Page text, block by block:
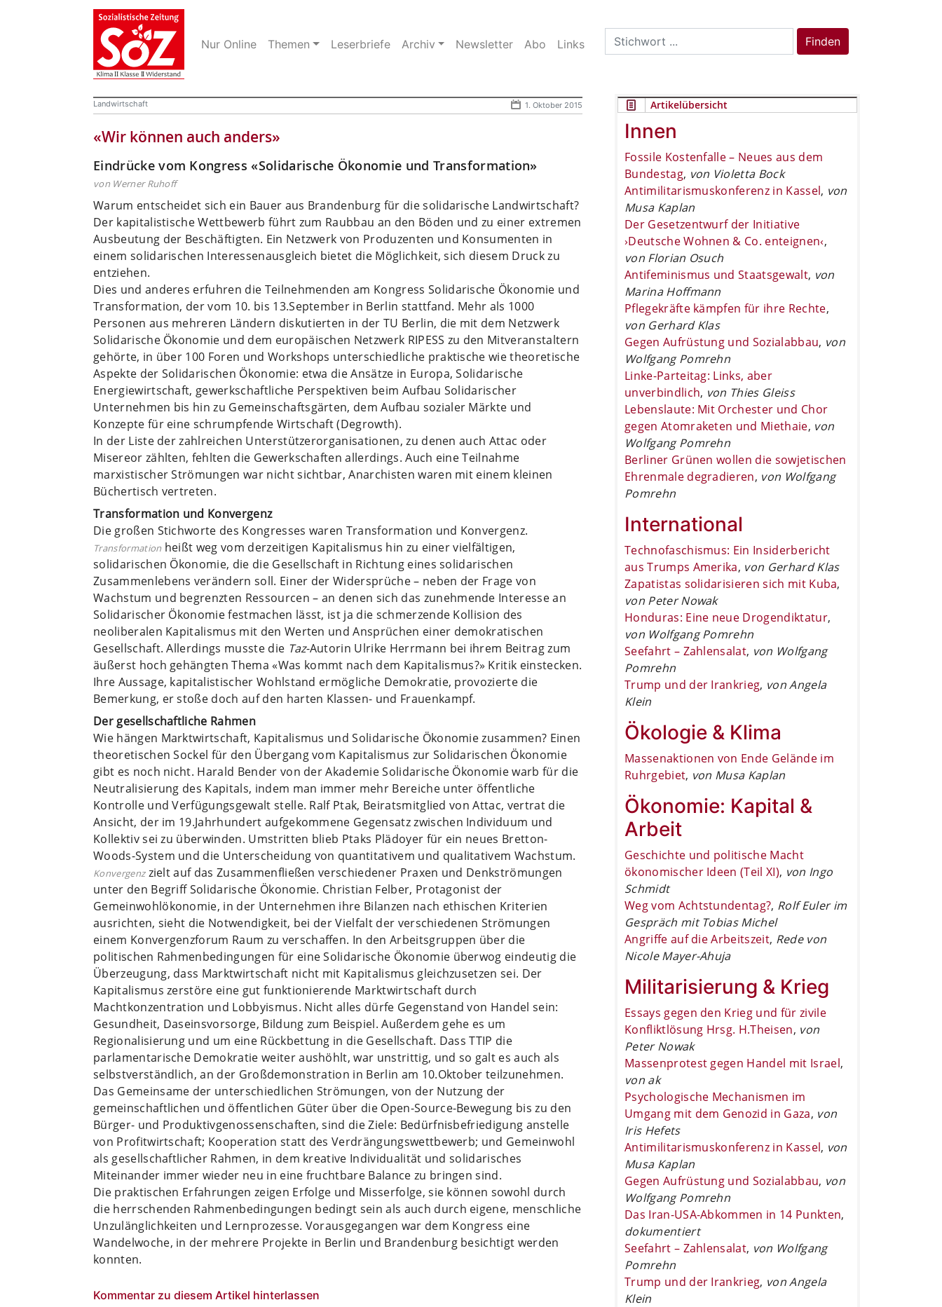
Nur Online Themen Leserbriefe Archiv Newsletter Abo Links
Search
for:
Finden
Landwirtschaft 1. Oktober 2015
«Wir können auch anders»
Eindrücke vom Kongress «Solidarische Ökonomie und Transformation»
von Werner Ruhoff
Warum entscheidet sich ein Bauer aus Brandenburg für die solidarische Landwirtschaft?
Der kapitalistische Wettbewerb führt zum Raubbau an den Böden und zu einer extremen
Ausbeutung der Beschäftigten. Ein Netzwerk von Produzenten und Konsumenten in
einem solidarischen Interessenausgleich bietet die Möglichkeit, sich diesem Druck zu
entziehen.
Dies und anderes erfuhren die Teilnehmenden am Kongress Solidarische Ökonomie und
Transformation, der vom 10. bis 13.September in Berlin stattfand. Mehr als 1000
Personen aus mehreren Ländern diskutierten in der TU Berlin, die mit dem Netzwerk
Solidarische Ökonomie und dem europäischen Netzwerk RIPESS zu den Mitveranstaltern
gehörte, in über 100 Foren und Workshops unterschiedliche praktische wie theoretische
Aspekte der Solidarischen Ökonomie: etwa die Ansätze in Europa, Solidarische
Energiewirtschaft, gewerkschaftliche Perspektiven beim Aufbau Solidarischer
Unternehmen bis hin zu Gemeinschaftsgärten, dem Aufbau sozialer Märkte und
Konzepte für eine schrumpfende Wirtschaft (Degrowth).
In der Liste der zahlreichen Unterstützerorganisationen, zu denen auch Attac oder
Misereor zählten, fehlten die Gewerkschaften allerdings. Auch eine Teilnahme
marxistischer Strömungen war nicht sichtbar, Anarchisten waren mit einem kleinen
Büchertisch vertreten.
Transformation und Konvergenz
Die großen Stichworte des Kongresses waren Transformation und Konvergenz.
Transformation heißt weg vom derzeitigen Kapitalismus hin zu einer vielfältigen,
solidarischen Ökonomie, die die Gesellschaft in Richtung eines solidarischen
Zusammenlebens verändern soll. Einer der Widersprüche – neben der Frage von
Wachstum und begrenzten Ressourcen – an denen sich das zunehmende Interesse an
Solidarischer Ökonomie festmachen lässt, ist ja die schmerzende Kollision des
neoliberalen Kapitalismus mit den Werten und Ansprüchen einer demokratischen
Gesellschaft. Allerdings musste die Taz-Autorin Ulrike Herrmann bei ihrem Beitrag zum
äußerst hoch gehängten Thema «Was kommt nach dem Kapitalismus?» Kritik einstecken.
Ihre Aussage, kapitalistischer Wohlstand ermögliche Demokratie, provozierte die
Bemerkung, er stoße doch auf den harten Klassen- und Frauenkampf.
Der gesellschaftliche Rahmen
Wie hängen Marktwirtschaft, Kapitalismus und Solidarische Ökonomie zusammen? Einen
theoretischen Sockel für den Übergang vom Kapitalismus zur Solidarischen Ökonomie
gibt es noch nicht. Harald Bender von der Akademie Solidarische Ökonomie warb für die
Neutralisierung des Kapitals, indem man immer mehr Bereiche unter öffentliche
Kontrolle und Verfügungsgewalt stelle. Ralf Ptak, Beiratsmitglied von Attac, vertrat die
Ansicht, der im 19.Jahrhundert aufgekommene Gegensatz zwischen Individuum und
Kollektiv sei zu überwinden. Umstritten blieb Ptaks Plädoyer für ein neues Bretton-
Woods-System und die Unterscheidung von quantitativem und qualitativem Wachstum.
Konvergenzzielt auf das Zusammenfließen verschiedener Praxen und Denkströmungen
unter den Begriff Solidarische Ökonomie. Christian Felber, Protagonist der
Gemeinwohlökonomie, in der Unternehmen ihre Bilanzen nach ethischen Kriterien
ausrichten, sieht die Notwendigkeit, bei der Vielfalt der verschiedenen Strömungen
einem Konvergenzforum Raum zu verschaffen. In den Arbeitsgruppen über die
politischen Rahmenbedingungen für eine Solidarische Ökonomie überwog eindeutig die
Überzeugung, dass Marktwirtschaft nicht mit Kapitalismus gleichzusetzen sei. Der
Kapitalismus zerstöre eine gut funktionierende Marktwirtschaft durch
Machtkonzentration und Lobbyismus. Nicht alles dürfe Gegenstand von Handel sein:
Gesundheit, Daseinsvorsorge, Bildung zum Beispiel. Außerdem gehe es um
Regionalisierung und um eine Rückbettung in die Gesellschaft. Dass TTIP die
parlamentarische Demokratie weiter aushöhlt, war unstrittig, und so galt es auch als
selbstverständlich, an der Großdemonstration in Berlin am 10.Oktober teilzunehmen.
Das Gemeinsame der unterschiedlichen Strömungen, von der Nutzung der
gemeinschaftlichen und öffentlichen Güter über die Open-Source-Bewegung bis zu den
Bürger- und Produktivgenossenschaften, sind die Ziele: Bedürfnisbefriedigung anstelle
von Profitwirtschaft; Kooperation statt des Verdrängungswettbewerb; und Gemeinwohl
als gesellschaftlicher Rahmen, in dem kreative Individualität und solidarisches
Miteinander immer wieder neu in eine fruchtbare Balance zu bringen sind.
Die praktischen Erfahrungen zeigen Erfolge und Misserfolge, sie können sowohl durch
die herrschenden Rahmenbedingungen bedingt sein als auch durch eigene, menschliche
Unzulänglichkeiten und Lernprozesse. Vorausgegangen war dem Kongress eine
Wandelwoche, in der mehrere Projekte in Berlin und Brandenburg besichtigt werden
konnten.
Kommentar zu diesem Artikel hinterlassen
Artikelübersicht
Innen
Fossile Kostenfalle – Neues aus dem
Bundestag, von Violetta Bock
Antimilitarismuskonferenz in Kassel, von
Musa Kaplan
Der Gesetzentwurf der Initiative
›Deutsche Wohnen & Co. enteignen‹,
von Florian Osuch
Antifeminismus und Staatsgewalt, von
Marina Hoffmann
Pflegekräfte kämpfen für ihre Rechte,
von Gerhard Klas
Gegen Aufrüstung und Sozialabbau, von
Wolfgang Pomrehn
Linke-Parteitag: Links, aber
unverbindlich, von Thies Gleiss
Lebenslaute: Mit Orchester und Chor
gegen Atomraketen und Miethaie, von
Wolfgang Pomrehn
Berliner Grünen wollen die sowjetischen
Ehrenmale degradieren, von Wolfgang
Pomrehn
International
Technofaschismus: Ein Insiderbericht
aus Trumps Amerika, von Gerhard Klas
Zapatistas solidarisieren sich mit Kuba,
von Peter Nowak
Honduras: Eine neue Drogendiktatur,
von Wolfgang Pomrehn
Seefahrt – Zahlensalat, von Wolfgang
Pomrehn
Trump und der Irankrieg, von Angela
Klein
Ökologie & Klima
Massenaktionen von Ende Gelände im
Ruhrgebiet, von Musa Kaplan
Ökonomie: Kapital &
Arbeit
Geschichte und politische Macht
ökonomischer Ideen (Teil XI), von Ingo
Schmidt
Weg vom Achtstundentag?, Rolf Euler im
Gespräch mit Tobias Michel
Angriffe auf die Arbeitszeit, Rede von
Nicole Mayer-Ahuja
Militarisierung & Krieg
Essays gegen den Krieg und für zivile
Konfliktlösung Hrsg. H.Theisen, von
Peter Nowak
Massenprotest gegen Handel mit Israel,
von ak
Psychologische Mechanismen im
Umgang mit dem Genozid in Gaza, von
Iris Hefets
Antimilitarismuskonferenz in Kassel, von
Musa Kaplan
Gegen Aufrüstung und Sozialabbau, von
Wolfgang Pomrehn
Das Iran-USA-Abkommen in 14 Punkten,
dokumentiert
Seefahrt – Zahlensalat, von Wolfgang
Pomrehn
Trump und der Irankrieg, von Angela
Klein